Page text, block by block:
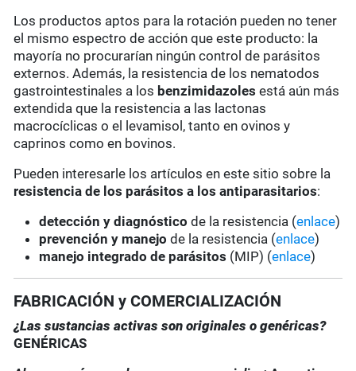
Los productos aptos para la rotación pueden no tener
el mismo espectro de acción que este producto: la
mayoría no procurarían ningún control de parásitos
externos. Además, la resistencia de los nematodos
gastrointestinales a los benzimidazoles está aún más
extendida que la resistencia a las lactonas
macrocíclicas o el levamisol, tanto en ovinos y
caprinos como en bovinos.
Pueden interesarle los artículos en este sitio sobre la
resistencia de los parásitos a los antiparasitarios:
detección y diagnóstico de la resistencia (enlace)
prevención y manejo de la resistencia (enlace)
manejo integrado de parásitos (MIP) (enlace)
FABRICACIÓN y COMERCIALIZACIÓN
¿Las sustancias activas son originales o genéricas?
GENÉRICAS